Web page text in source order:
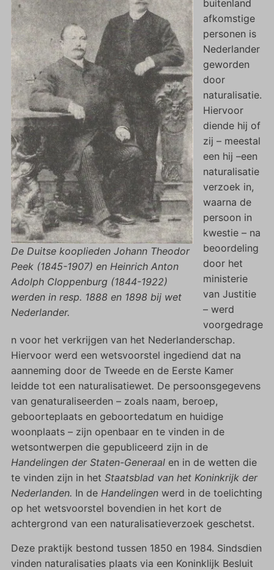
De Duitse kooplieden Johann Theodor
Peek (1845-1907) en Heinrich Anton
Adolph Cloppenburg (1844-1922)
werden in resp. 1888 en 1898 bij wet
Nederlander.
buitenland
afkomstige
personen is
Nederlander
geworden
door
naturalisatie.
Hiervoor
diende hij of
zij – meestal
een hij –een
naturalisatie
verzoek in,
waarna de
persoon in
kwestie – na
beoordeling
door het
ministerie
van Justitie
– werd
voorgedrage
n voor het verkrijgen van het Nederlanderschap.
Hiervoor werd een wetsvoorstel ingediend dat na
aanneming door de Tweede en de Eerste Kamer
leidde tot een naturalisatiewet. De persoonsgegevens
van genaturaliseerden – zoals naam, beroep,
geboorteplaats en geboortedatum en huidige
woonplaats – zijn openbaar en te vinden in de
wetsontwerpen die gepubliceerd zijn in de
Handelingen der Staten-Generaalen in de wetten die
te vinden zijn in het Staatsblad van het Koninkrijk der
Nederlanden. In de Handelingen werd in de toelichting
op het wetsvoorstel bovendien in het kort de
achtergrond van een naturalisatieverzoek geschetst.
Deze praktijk bestond tussen 1850 en 1984. Sindsdien
vinden naturalisaties plaats via een Koninklijk Besluit